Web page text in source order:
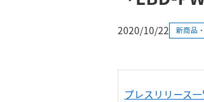
2020/10/22 新商品
プレスリリース